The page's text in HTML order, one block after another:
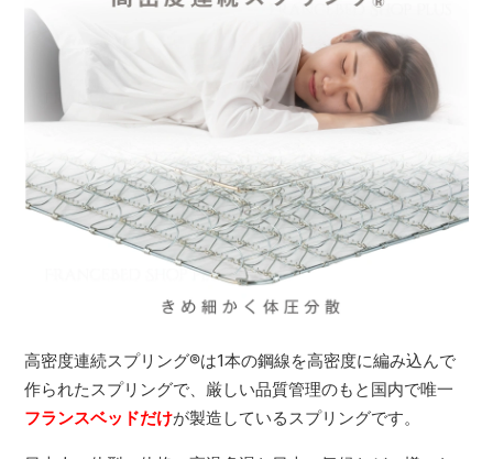
高密度連続スプリング®は1本の鋼線を高密度に編み込んで
作られたスプリングで、厳しい品質管理のもと国内で唯一
フランスベッドだけが製造しているスプリングです。